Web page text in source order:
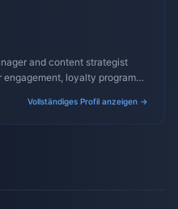
and content strategist
loyalty programs,
Vollständiges Profil anzeigen →